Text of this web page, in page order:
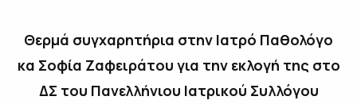
Θερμά συγχαρητήρια στην Ιατρό Παθολόγο
κα Σοφία Ζαφειράτου για την εκλογή της στο
ΔΣ του Πανελλήνιου Ιατρικού Συλλόγου